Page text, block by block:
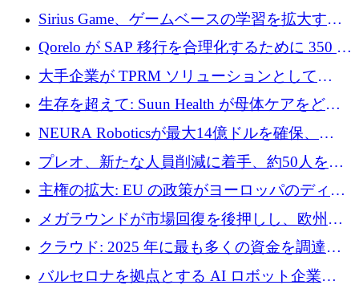
速するために150万ユーロを調達
Sirius Game、ゲームベースの学習を拡大する
ために 130 万ユーロの資金調達を完了
Qorelo が SAP 移行を合理化するために 350 万
ドルを調達
大手企業が TPRM ソリューションとして
Vanta を選択する理由
生存を超えて: Suun Health が母体ケアをどの
ように再考しているか
NEURA Roboticsが最大14億ドルを確保、
Bending Spoonsが米国IPOを申請、英国首相が
4億ポンドのチップ計画を発表
プレオ、新たな人員削減に着手、約50人を解
雇
主権の拡大: EU の政策がヨーロッパのディー
プテック戦略をどのように再構築しているか
メガラウンドが市場回復を後押しし、欧州の
ハイテク資金調達は5月に105億ユーロに回復
クラウド: 2025 年に最も多くの資金を調達し
た 10 社
バルセロナを拠点とする AI ロボット企業